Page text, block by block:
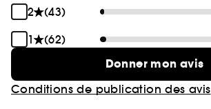
2
(43)
1
(62)
Donner mon avis
Conditions de publication des avis